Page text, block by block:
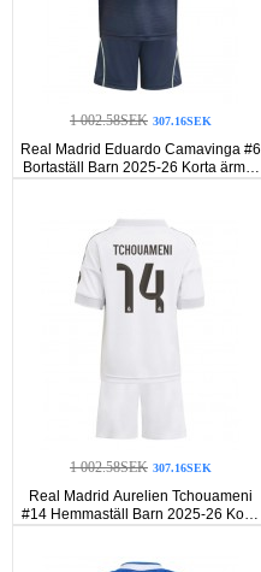
1 002.58SEK 307.16SEK
Real Madrid Eduardo Camavinga #6
Bortaställ Barn 2025-26 Korta ärmar
(+ Korta byxor)
1 002.58SEK 307.16SEK
Real Madrid Aurelien Tchouameni
#14 Hemmaställ Barn 2025-26 Korta
ärmar (+ Korta byxor)